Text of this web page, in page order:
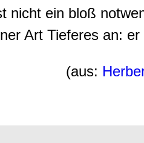
nicht ein bloß
Art Tieferes an:
(aus: